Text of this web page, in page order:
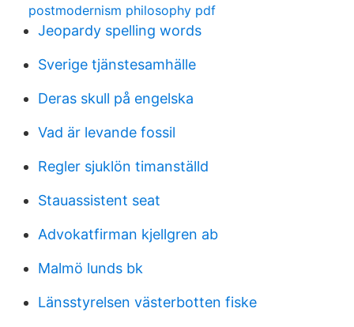
postmodernism philosophy pdf
Jeopardy spelling words
Sverige tjänstesamhälle
Deras skull på engelska
Vad är levande fossil
Regler sjuklön timanställd
Stauassistent seat
Advokatfirman kjellgren ab
Malmö lunds bk
Länsstyrelsen västerbotten fiske